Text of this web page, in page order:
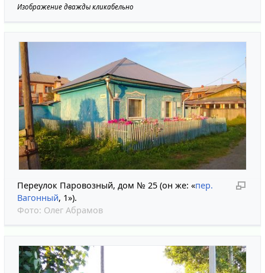
Изображение дважды кликабельно
Переулок Паровозный, дом № 25 (он же: «пер.
Вагонный, 1»).
Фото: Олег Абрамов